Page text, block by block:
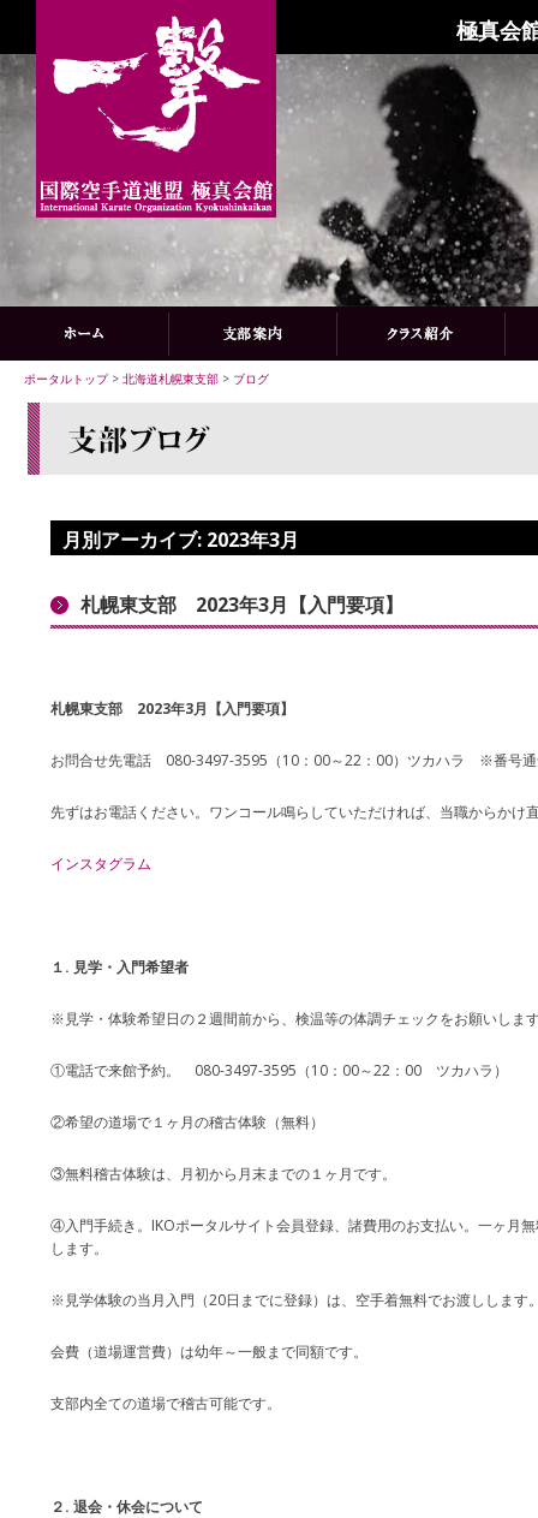
極真会
ポータルトップ> 北海道札幌東支部 > ブログ
月別アーカイブ: 2023年3月
札幌東支部 2023年3月【入門要項】
札幌東支部 2023年3月【入門要項】
お問合せ先電話 080-3497-3595（10：00～22：00）ツカハラ ※番号通
先ずはお電話ください。ワンコール鳴らしていただければ、当職からかけ
インスタグラム
１. 見学・入門希望者
※見学・体験希望日の２週間前から、検温等の体調チェックをお願いしま
①電話で来館予約。 080-3497-3595（10：00～22：00 ツカハラ）
②希望の道場で１ヶ月の稽古体験（無料）
③無料稽古体験は、月初から月末までの１ヶ月です。
④入門手続き。IKOポータルサイト会員登録、諸費用のお支払い。一ヶ月
します。
※見学体験の当月入門（20日までに登録）は、空手着無料でお渡しします
会費（道場運営費）は幼年～一般まで同額です。
支部内全ての道場で稽古可能です。
２. 退会・休会について